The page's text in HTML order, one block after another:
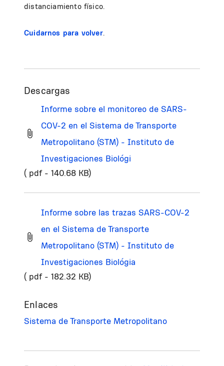
distanciamiento físico.
Cuidarnos para volver.
Descargas
Informe sobre el monitoreo de SARS-
COV-2 en el Sistema de Transporte
Metropolitano (STM) - Instituto de
Investigaciones Biológi
( pdf - 140.68 KB)
Informe sobre las trazas SARS-COV-2
en el Sistema de Transporte
Metropolitano (STM) - Instituto de
Investigaciones Biológia
( pdf - 182.32 KB)
Enlaces
Sistema de Transporte Metropolitano